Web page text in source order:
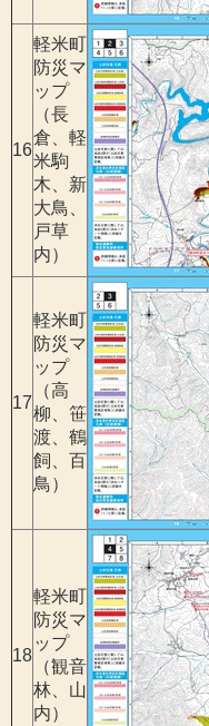
16
軽米町
防災マ
ップ
（長
倉、軽
米駒
木、新
大鳥、
戸草
内）
17
軽米町
防災マ
ップ
（高
柳、笹
渡、鶴
飼、百
鳥）
18
軽米町
防災マ
ップ
（観音
林、山
内）